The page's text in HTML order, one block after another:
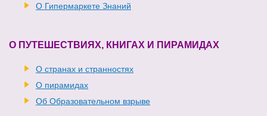
О Гипермаркете Знаний
О ПУТЕШЕСТВИЯХ, КНИГАХ И ПИРАМИДАХ
О странах и странностях
О пирамидах
Об Образовательном взрыве